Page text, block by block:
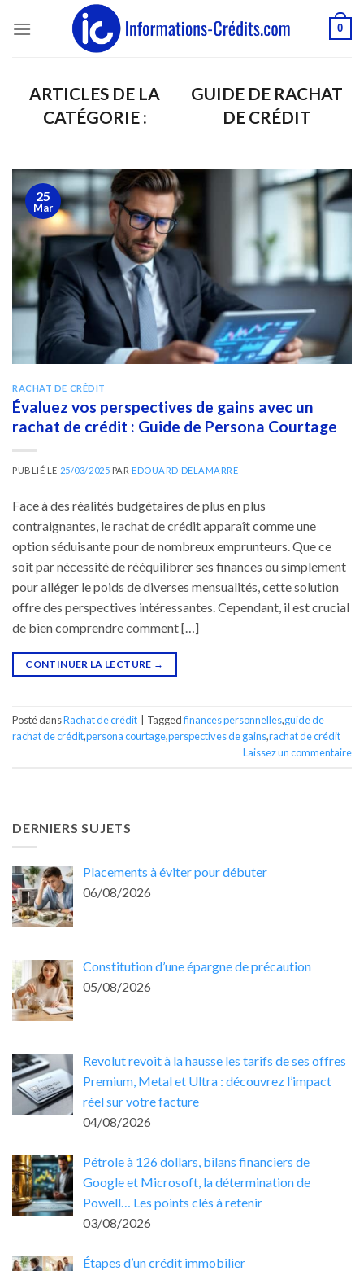
0
GUIDE DE RACHAT
DE CRÉDIT
25
Mar
RACHAT DE CRÉDIT
Évaluez vos perspectives de gains avec un
rachat de crédit : Guide de Persona Courtage
PUBLIÉ LE 25/03/2025 PAR EDOUARD DELAMARRE
Face à des réalités budgétaires de plus en plus
contraignantes, le rachat de crédit apparaît comme une
option séduisante pour de nombreux emprunteurs. Que ce
soit par nécessité de rééquilibrer ses finances ou simplement
pour alléger le poids de diverses mensualités, cette solution
offre des perspectives intéressantes. Cependant, il est crucial
de bien comprendre comment […]
CONTINUER LA LECTURE →
Posté dansRachat de crédit Taggedfinances personnelles,guide de
rachat de crédit,persona courtage,perspectives de gains,rachat de crédit
Laissez un commentaire
DERNIERS SUJETS
Placements à éviter pour débuter
06/08/2026
Constitution d’une épargne de précaution
05/08/2026
Revolut revoit à la hausse les tarifs de ses offres
Premium, Metal et Ultra : découvrez l’impact
réel sur votre facture
04/08/2026
Pétrole à 126 dollars, bilans financiers de
Google et Microsoft, la détermination de
Powell… Les points clés à retenir
03/08/2026
Étapes d’un crédit immobilier